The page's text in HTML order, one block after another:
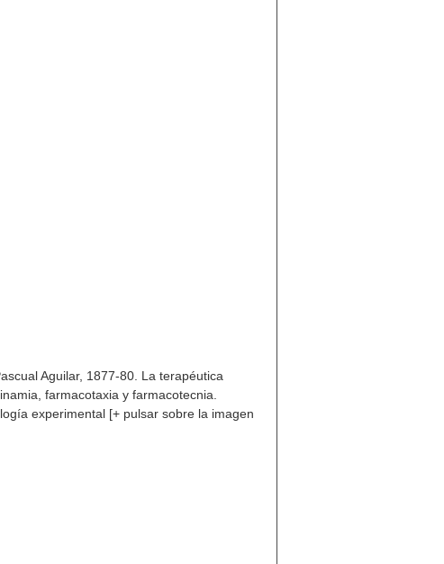
Aguilar, 1877-80. La terapéutica
farmacotaxia y farmacotecnia.
experimental [+ pulsar sobre la imagen